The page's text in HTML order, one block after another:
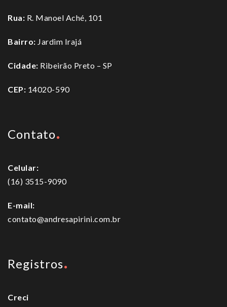
Rua: R. Manoel Aché, 101
Bairro: Jardim Irajá
Cidade: Ribeirão Preto – SP
CEP: 14020-590
Contato
Celular:
(16) 3515-9090
E-mail:
contato@andresapirini.com.br
Registros
Creci